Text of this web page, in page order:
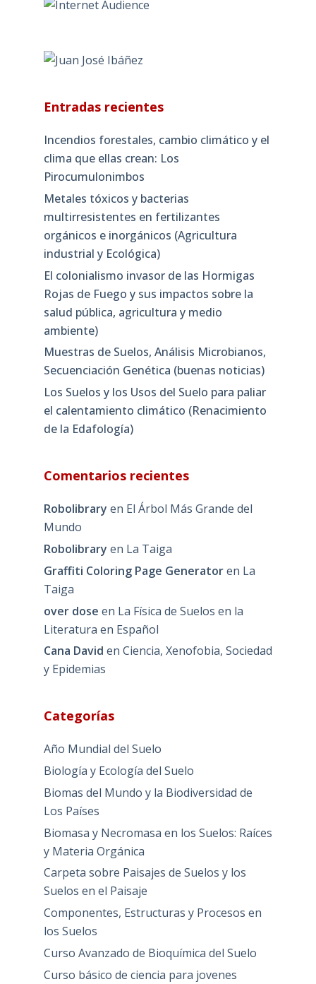
Entradas recientes
Incendios forestales, cambio climático y el
clima que ellas crean: Los
Pirocumulonimbos
Metales tóxicos y bacterias
multirresistentes en fertilizantes
orgánicos e inorgánicos (Agricultura
industrial y Ecológica)
El colonialismo invasor de las Hormigas
Rojas de Fuego y sus impactos sobre la
salud pública, agricultura y medio
ambiente)
Muestras de Suelos, Análisis Microbianos,
Secuenciación Genética (buenas noticias)
Los Suelos y los Usos del Suelo para paliar
el calentamiento climático (Renacimiento
de la Edafología)
Comentarios recientes
Robolibrary en El Árbol Más Grande del
Mundo
Robolibrary en La Taiga
Graffiti Coloring Page Generatoren La
Taiga
over dose en La Física de Suelos en la
Literatura en Español
Cana David en Ciencia, Xenofobia, Sociedad
y Epidemias
Categorías
Año Mundial del Suelo
Biología y Ecología del Suelo
Biomas del Mundo y la Biodiversidad de
Los Países
Biomasa y Necromasa en los Suelos: Raíces
y Materia Orgánica
Carpeta sobre Paisajes de Suelos y los
Suelos en el Paisaje
Componentes, Estructuras y Procesos en
los Suelos
Curso Avanzado de Bioquímica del Suelo
Curso básico de ciencia para jovenes